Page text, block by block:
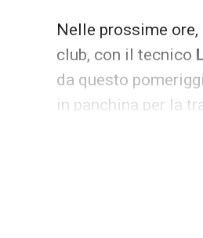
Nelle prossime
club, con il tecnico
da questo
in panchina per la
attendere prima di